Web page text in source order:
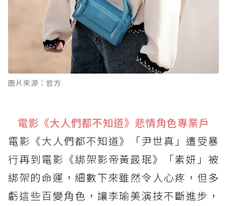
圖片來源：官方
電影《大人們都不知道》悲情角色專業戶
電影《大人們都不知道》「尹世真」遭受暴
行再到電影《綁架影帝黃晸珉》「素妍」被
綁架的命運，細數下來雖然令人心疼，但多
虧這些百變角色，讓李瑜美演技不斷進步，